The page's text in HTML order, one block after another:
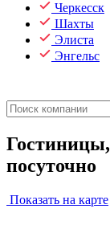
Черкесск
Шахты
Элиста
Энгельс
посуточно
Показать на карте